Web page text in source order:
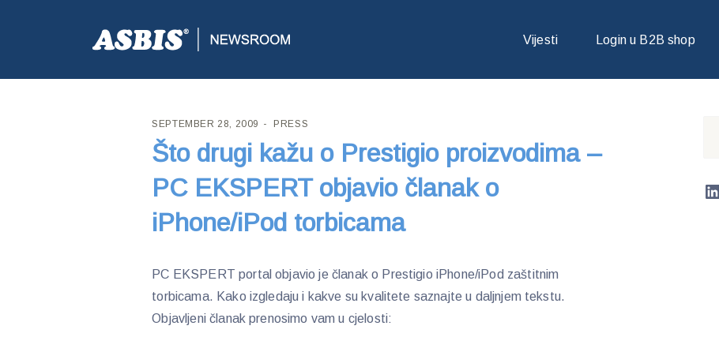
Vijesti Login u B2B shop
ASBIS CROATIA>PRESS> ŠTO DRUGI KAŽU O PRESTIGIO PROIZVODIMA – PC EKSPERT OBJAVIO ČLANAK O IPHONE/
SEPTEMBER 28, 2009 PRESS
Što drugi kažu o Prestigio proizvodima –
PC EKSPERT objavio članak o
iPhone/iPod torbicama
PC EKSPERT portal objavio je članak o Prestigio iPhone/iPod zaštitnim
torbicama. Kako izgledaju i kakve su kvalitete saznajte u daljnjem tekstu.
Objavljeni članak prenosimo vam u cjelosti: